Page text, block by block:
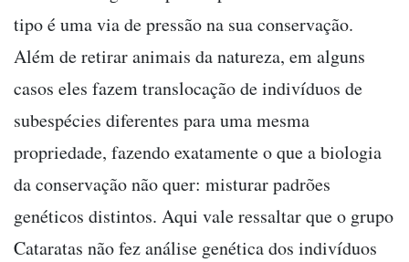
tipo é uma via de pressão na sua conservação.
Além de retirar animais da natureza, em alguns
casos eles fazem translocação de indivíduos de
subespécies diferentes para uma mesma
propriedade, fazendo exatamente o que a biologia
da conservação não quer: misturar padrões
genéticos distintos. Aqui vale ressaltar que o grupo
Cataratas não fez análise genética dos indivíduos